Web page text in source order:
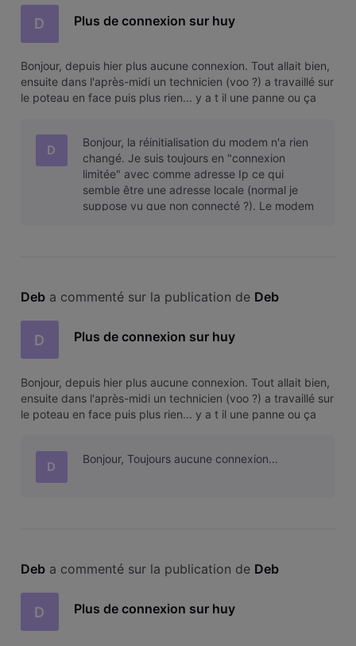
D Plus de connexion sur huy
Bonjour, depuis hier plus aucune connexion. Tout allait bien,
ensuite dans l'après-midi un technicien (voo ?) a travaillé sur
le poteau en face puis plus rien... y a t il une panne ou ça
D
Bonjour, la réinitialisation du modem n'a rien
changé. Je suis toujours en "connexion
limitée" avec comme adresse Ip ce qui
semble être une adresse locale (normal je
suppose vu que non connecté ?). Le modem
Deb a commenté sur la publication de Deb
D Plus de connexion sur huy
Bonjour, depuis hier plus aucune connexion. Tout allait bien,
ensuite dans l'après-midi un technicien (voo ?) a travaillé sur
le poteau en face puis plus rien... y a t il une panne ou ça
D
Bonjour, Toujours aucune connexion...
Deb a commenté sur la publication de Deb
D Plus de connexion sur huy